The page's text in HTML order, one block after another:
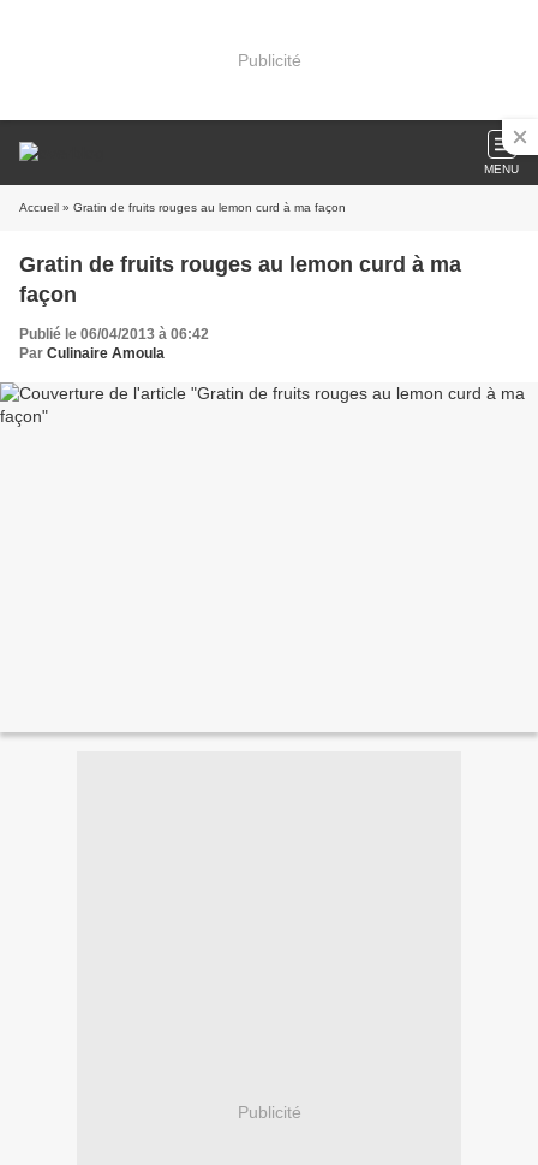
Publicité
MENU
Accueil » Gratin de fruits rouges au lemon curd à ma façon
Gratin de fruits rouges au lemon curd à ma
façon
Publié le 06/04/2013 à 06:42
Par Culinaire Amoula
Publicité